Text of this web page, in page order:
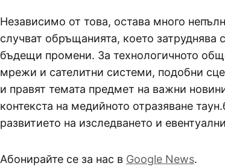
Независимо от това, остава много
случват обръщанията, което затруднява
бъдещи промени. За технологичното
мрежи и сателитни системи, подобни
и правят темата предмет на важни
контекста на медийното отразяване
развитието на изследването и
Абонирайте се за нас в Google News.